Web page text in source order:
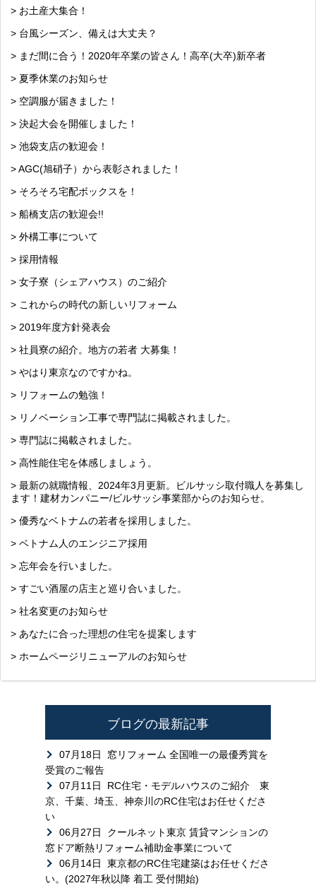
> お土産大集合！
> 台風シーズン、備えは大丈夫？
> まだ間に合う！2020年卒業の皆さん！高卒(大卒)新卒者
> 夏季休業のお知らせ
> 空調服が届きました！
> 決起大会を開催しました！
> 池袋支店の歓迎会！
> AGC(旭硝子）から表彰されました！
> そろそろ宅配ボックスを！
> 船橋支店の歓迎会!!
> 外構工事について
> 採用情報
> 女子寮（シェアハウス）のご紹介
> これからの時代の新しいリフォーム
> 2019年度方針発表会
> 社員寮の紹介。地方の若者 大募集！
> やはり東京なのですかね。
> リフォームの勉強！
> リノベーション工事で専門誌に掲載されました。
> 専門誌に掲載されました。
> 高性能住宅を体感しましょう。
> 最新の就職情報、2024年3月更新。ビルサッシ取付職人を募集し
ます！建材カンパニー/ビルサッシ事業部からのお知らせ。
> 優秀なベトナムの若者を採用しました。
> ベトナム人のエンジニア採用
> 忘年会を行いました。
> すごい酒屋の店主と巡り合いました。
> 社名変更のお知らせ
> あなたに合った理想の住宅を提案します
> ホームページリニューアルのお知らせ
ブログの最新記事
07月18日
窓リフォーム 全国唯一の最優秀賞を
受賞のご報告
07月11日
RC住宅・モデルハウスのご紹介 東
京、千葉、埼玉、神奈川のRC住宅はお任せくださ
い
06月27日
クールネット東京 賃貸マンションの
窓ドア断熱リフォーム補助金事業について
06月14日
東京都のRC住宅建築はお任せくださ
い。(2027年秋以降 着工 受付開始)